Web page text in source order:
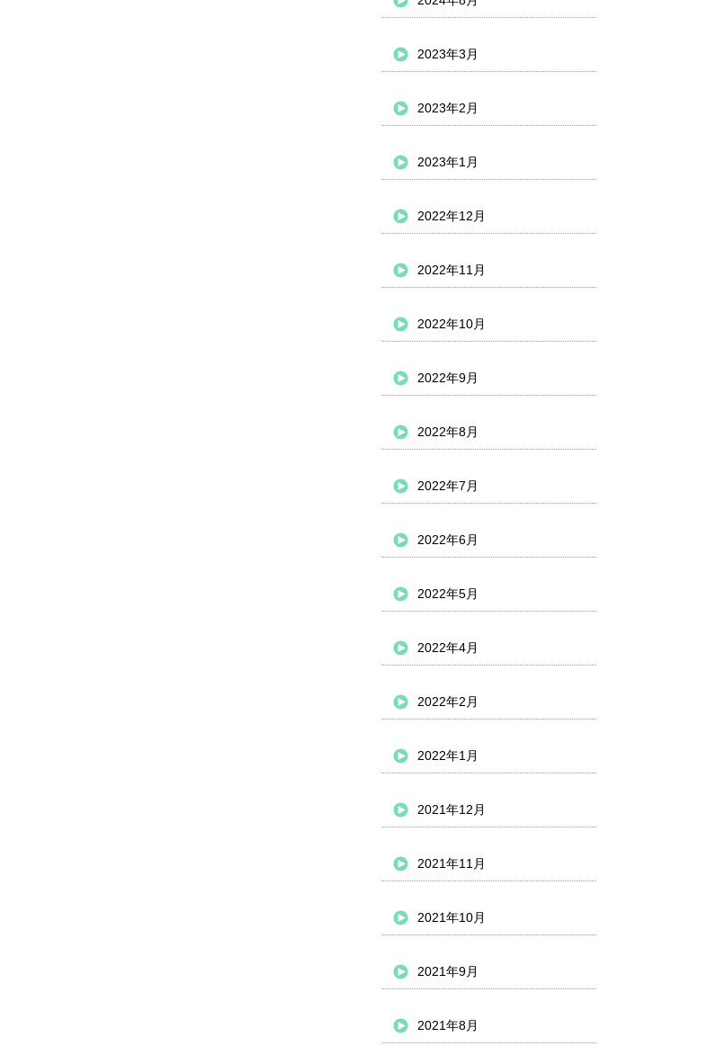
2023年3月
2023年2月
2023年1月
2022年12月
2022年11月
2022年10月
2022年9月
2022年8月
2022年7月
2022年6月
2022年5月
2022年4月
2022年2月
2022年1月
2021年12月
2021年11月
2021年10月
2021年9月
2021年8月